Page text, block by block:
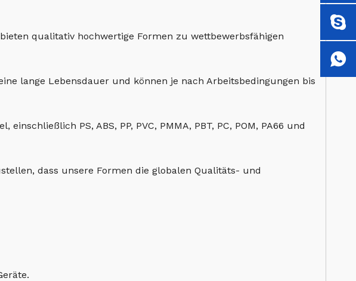
qualitativ hochwertige Formen zu wettbewerbsfähigen
lange Lebensdauer und können je nach Arbeitsbedingungen bis
PS, ABS, PP, PVC, PMMA, PBT, PC, POM, PA66 und
dass unsere Formen die globalen Qualitäts- und